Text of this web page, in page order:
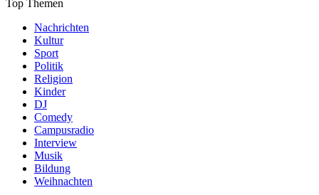
Top Themen
Nachrichten
Kultur
Sport
Politik
Religion
Kinder
DJ
Comedy
Campusradio
Interview
Musik
Bildung
Weihnachten